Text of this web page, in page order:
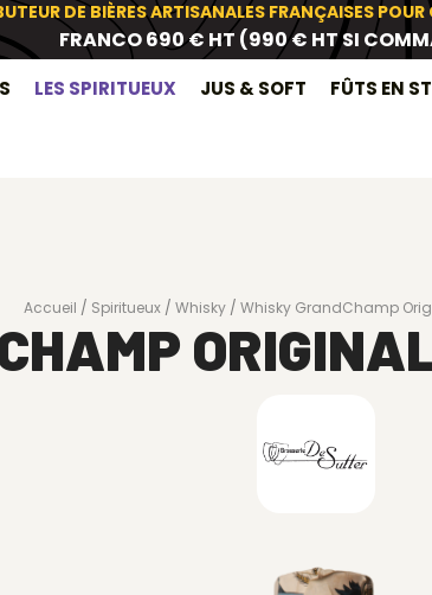
DE BIÈRES ARTISANALES FRANÇAISES
FRANCO 690 € HT (990 € HT SI
LES SPIRITUEUX JUS & SOFT FÛTS EN
Accueil Spiritueux Whisky Whisky GrandChamp